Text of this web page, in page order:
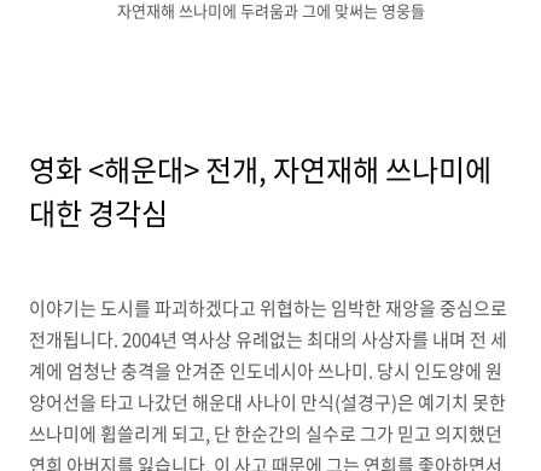
자연재해 쓰나미에 두려움과 그에 맞써는 영웅들
영화 <해운대> 전개, 자연재해 쓰나미에
대한 경각심
이야기는 도시를 파괴하겠다고 위협하는 임박한 재앙을 중심으로
전개됩니다. 2004년 역사상 유례없는 최대의 사상자를 내며 전 세
계에 엄청난 충격을 안겨준 인도네시아 쓰나미. 당시 인도양에 원
양어선을 타고 나갔던 해운대 사나이 만식(설경구)은 예기치 못한
쓰나미에 휩쓸리게 되고, 단 한순간의 실수로 그가 믿고 의지했던
연희 아버지를 잃습니다. 이 사고 때문에 그는 연희를 좋아하면서